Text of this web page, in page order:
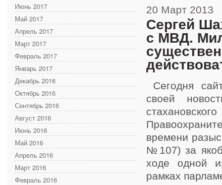
Июнь 2017
Май 2017
Апрель 2017
Март 2017
Февраль 2017
Январь 2017
Декабрь 2016
Октябрь 2016
Сентябрь 2016
Август 2016
Июнь 2016
Май 2016
Апрель 2016
Март 2016
Февраль 2016
20 Март 2013
Сергей
с МВД.
Сегодня
своей
времени
№107) за
ходе одной
рамках